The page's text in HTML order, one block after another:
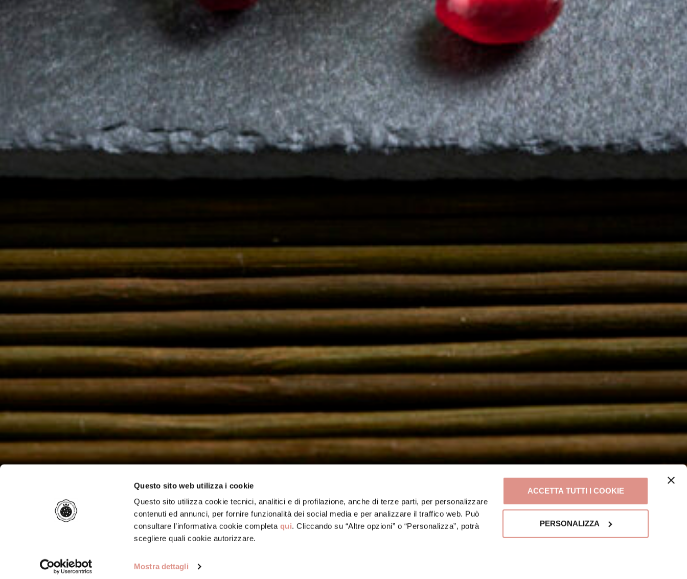
Questo sito web utilizza i cookie
Questo sito utilizza cookie tecnici, analitici e di profilazione, anche di terze parti, per personalizzare
contenuti ed annunci, per fornire funzionalità dei social media e per analizzare il traffico web. Può
consultare l’informativa cookie completa qui. Cliccando su “Altre opzioni” o “Personalizza”, potrà
scegliere quali cookie autorizzare.
Mostra dettagli
ACCETTA TUTTI I COOKIE
PERSONALIZZA